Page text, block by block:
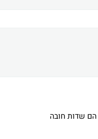
הם שדות חובה